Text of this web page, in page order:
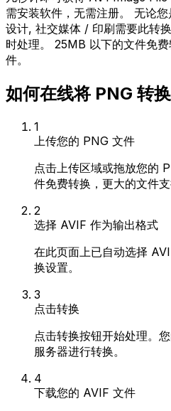
需安装软件，无需注册。 无论
设计, 社交媒体 / 印刷需要此转
时处理。 25MB 以下的文件免
件。
如何在线将 PNG 转
1
上传您的 PNG 文件
点击上传区域或拖放您的
件免费转换，更大的文件支
2
选择 AVIF 作为输出格式
在此页面上已自动选择
换设置。
3
点击转换
点击转换按钮开始处理。
服务器进行转换。
4
下载您的 AVIF 文件